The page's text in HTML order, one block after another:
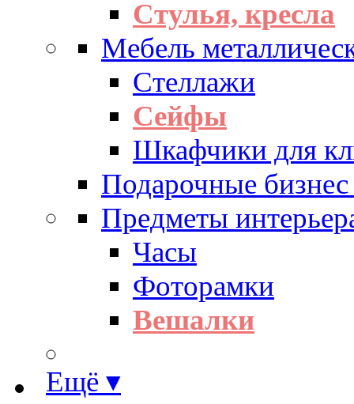
Стулья, кресла
Мебель
Стеллажи
Сейфы
Шкафчики для
Подарочные бизнес
Предметы
Часы
Фоторамки
Вешалки
Ещё ▾